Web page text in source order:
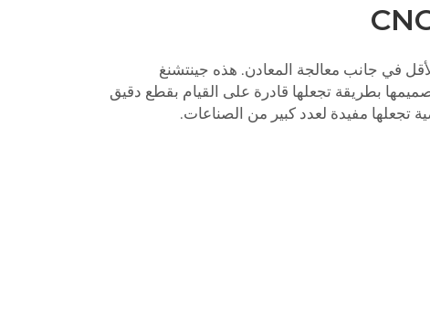
بطريقة تجعلها قادرة على القيام بقطع دقيق
تجعلها مفيدة لعدد كبير من الصناعات.